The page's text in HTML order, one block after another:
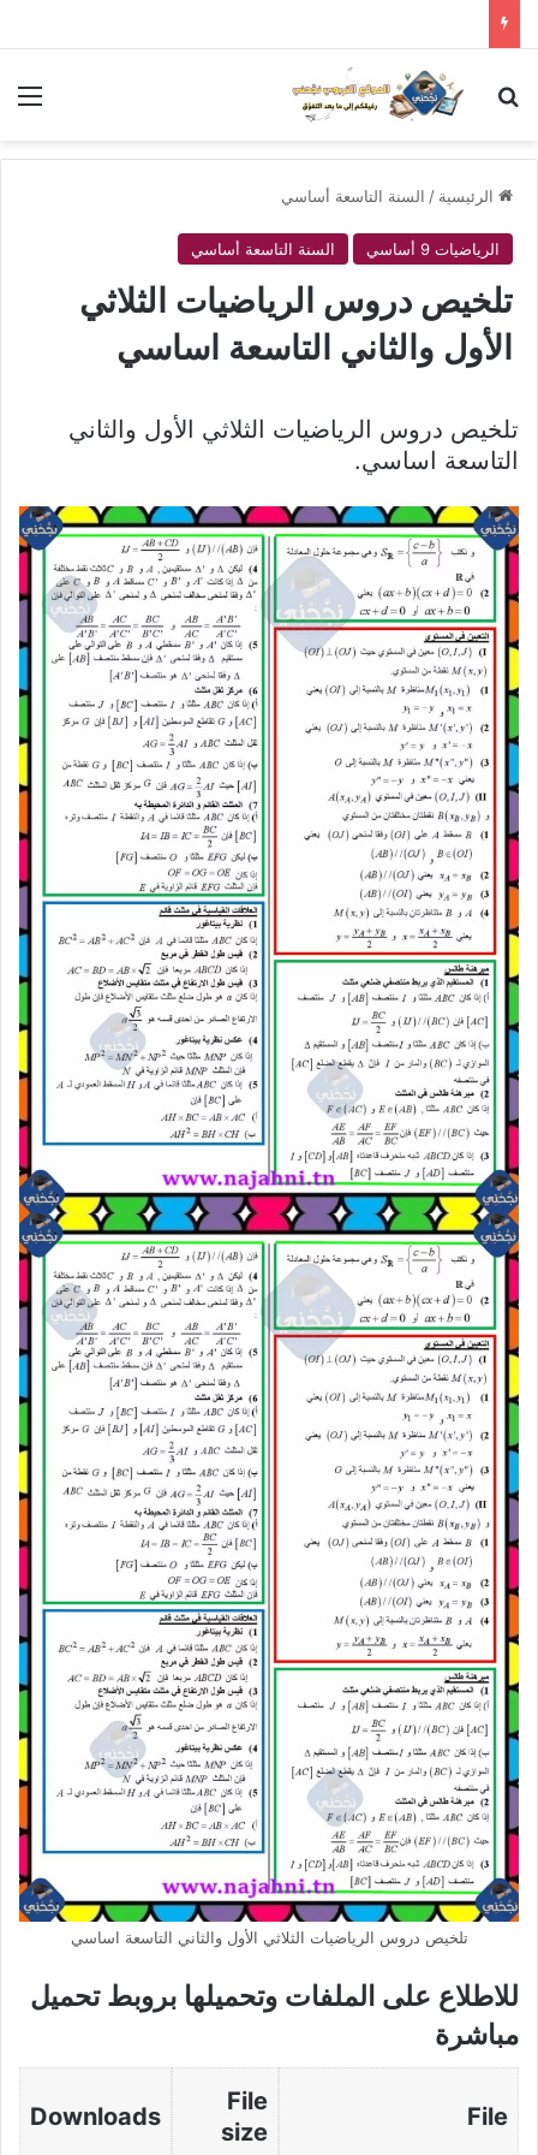
بحث عن
الرئيسية / السنة التاسعة أساسي
الرياضيات 9 أساسي السنة التاسعة أساسي
تلخيص دروس الرياضيات الثلاثي
الأول والثاني التاسعة اساسي
تلخيص دروس الرياضيات الثلاثي الأول والثاني
التاسعة اساسي.
تلخيص دروس الرياضيات الثلاثي الأول والثاني التاسعة اساسي
للاطلاع على الملفات وتحميلها بروبط تحميل
مباشرة
File
File
size
Downloads